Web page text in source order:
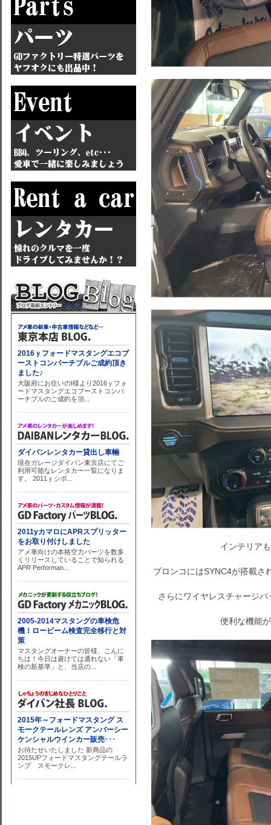
インテリア
ブロンコにはSYNC4が搭載さ
さらにワイヤレスチャージ
便利な機能